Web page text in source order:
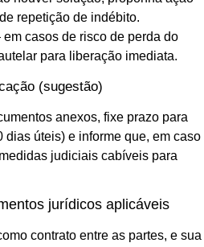
repetição de indébito.
casos de risco de perda do
para liberação imediata.
(sugestão)
anexos, fixe prazo para
dias úteis) e informe que, em caso
judiciais cabíveis para
jurídicos aplicáveis
contrato entre as partes, e sua